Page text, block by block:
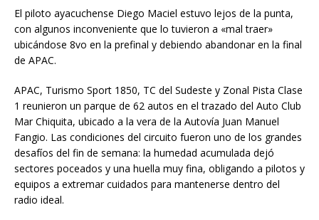
El piloto ayacuchense Diego Maciel estuvo lejos de la punta,
con algunos inconveniente que lo tuvieron a «mal traer»
ubicándose 8vo en la prefinal y debiendo abandonar en la final
de APAC.
APAC, Turismo Sport 1850, TC del Sudeste y Zonal Pista Clase
1 reunieron un parque de 62 autos en el trazado del Auto Club
Mar Chiquita, ubicado a la vera de la Autovía Juan Manuel
Fangio. Las condiciones del circuito fueron uno de los grandes
desafíos del fin de semana: la humedad acumulada dejó
sectores poceados y una huella muy fina, obligando a pilotos y
equipos a extremar cuidados para mantenerse dentro del
radio ideal.